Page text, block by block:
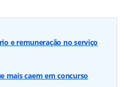
e remuneração no serviço
mais caem em concurso